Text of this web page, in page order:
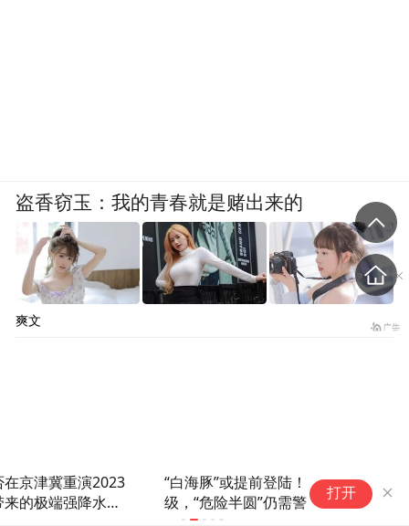
“白海豚”或提前登陆！上海暴雨预警降
级，“危险半圆”仍需警惕
打开
盗香窃玉：我的青春就是赌出来的
爽文